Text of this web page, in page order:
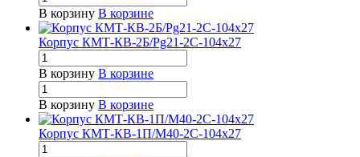
В корзину В корзине
Корпус КМТ-КВ-2Б/Pg21-2С-104х27
В корзину В корзине
В корзину В корзине
Корпус КМТ-КВ-1П/М40-2С-104х27